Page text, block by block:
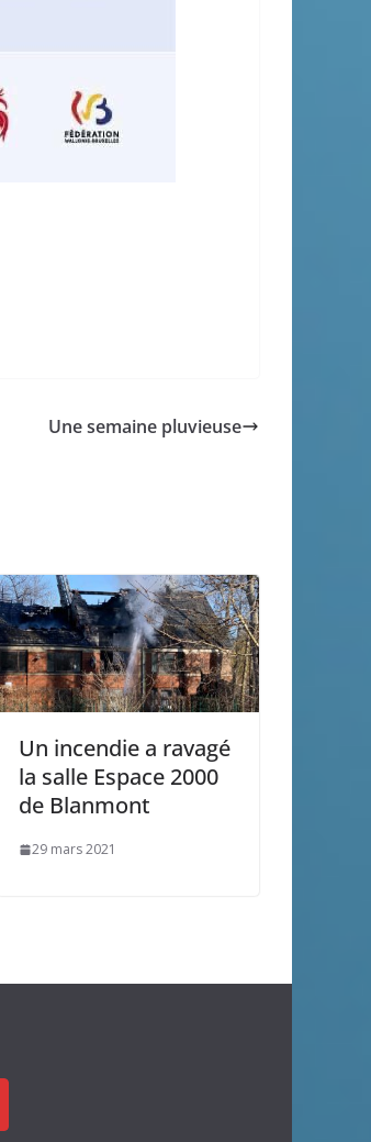
Une semaine pluvieuse
Un incendie a ravagé
la salle Espace 2000
de Blanmont
29 mars 2021